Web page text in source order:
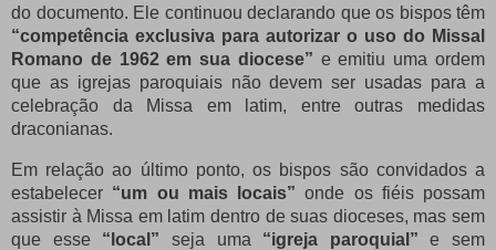
do documento. Ele continuou declarando que os bispos têm
“competência exclusiva para autorizar o uso do Missal
Romano de 1962 em sua diocese” e emitiu uma ordem
que as igrejas paroquiais não devem ser usadas para a
celebração da Missa em latim, entre outras medidas
draconianas.
Em relação ao último ponto, os bispos são convidados a
estabelecer “um ou mais locais”onde os fiéis possam
assistir à Missa em latim dentro de suas dioceses, mas sem
que esse “local” seja uma “igreja paroquial” e sem